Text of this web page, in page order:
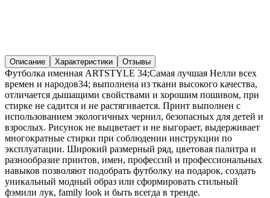
Описание Характеристики Отзывы
Футболка именная ARTSTYLE 34;Самая лучшая Нелли всех
времен и народов34; выполнена из ткани высокого качества,
отличается дышащими свойствами и хорошим пошивом, при
стирке не садится и не растягивается. Принт выполнен с
использованием экологичных чернил, безопасных для детей и
взрослых. Рисунок не выцветает и не выгорает, выдерживает
многократные стирки при соблюдении инструкции по
эксплуатации. Широкий размерный ряд, цветовая палитра и
разнообразие принтов, имен, профессий и профессиональных
навыков позволяют подобрать футболку на подарок, создать
уникальный модный образ или сформировать стильный
фэмили лук, family look и быть всегда в тренде.